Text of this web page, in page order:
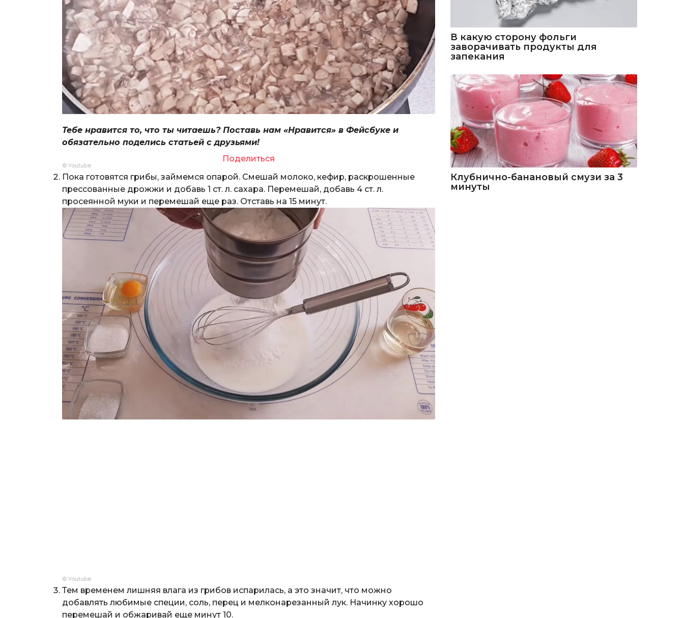
Тебе нравится то, что ты читаешь? Поставь нам «Нравится» в Фейсбуке и
обязательно поделись статьей с друзьями!
Поделиться
© Youtube
Пока готовятся грибы, займемся опарой. Смешай молоко, кефир, раскрошенные
прессованные дрожжи и добавь 1 ст. л. сахара. Перемешай, добавь 4 ст. л.
просеянной муки и перемешай еще раз. Отставь на 15 минут.
© Youtube
Тем временем лишняя влага из грибов испарилась, а это значит, что можно
добавлять любимые специи, соль, перец и мелконарезанный лук. Начинку хорошо
перемешай и обжаривай еще минут 10.
В какую сторону фольги
заворачивать продукты для
запекания
Клубнично-банановый смузи за 3
минуты